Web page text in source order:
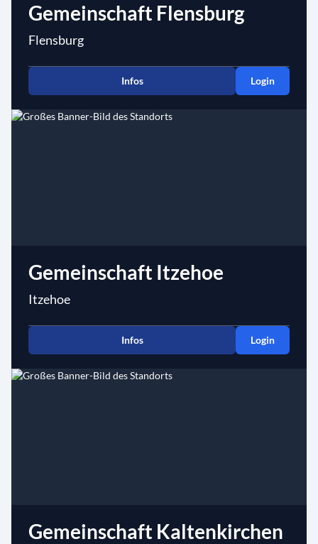
Gemeinschaft Flensburg
Flensburg
Infos Login
Gemeinschaft Itzehoe
Itzehoe
Infos Login
Gemeinschaft Kaltenkirchen